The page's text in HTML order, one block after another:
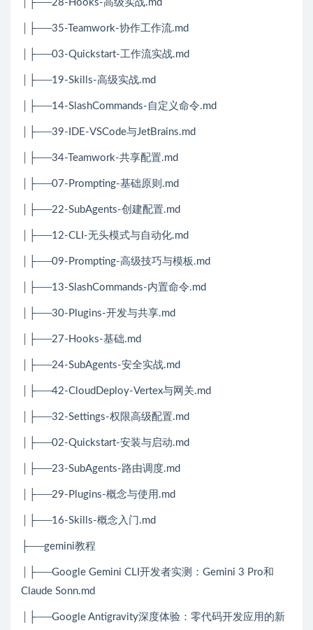
│├──28-Hooks-高级实战.md
│├──35-Teamwork-协作工作流.md
│├──03-Quickstart-工作流实战.md
│├──19-Skills-高级实战.md
│├──14-SlashCommands-自定义命令.md
│├──39-IDE-VSCode与JetBrains.md
│├──34-Teamwork-共享配置.md
│├──07-Prompting-基础原则.md
│├──22-SubAgents-创建配置.md
│├──12-CLI-无头模式与自动化.md
│├──09-Prompting-高级技巧与模板.md
│├──13-SlashCommands-内置命令.md
│├──30-Plugins-开发与共享.md
│├──27-Hooks-基础.md
│├──24-SubAgents-安全实战.md
│├──42-CloudDeploy-Vertex与网关.md
│├──32-Settings-权限高级配置.md
│├──02-Quickstart-安装与启动.md
│├──23-SubAgents-路由调度.md
│├──29-Plugins-概念与使用.md
│├──16-Skills-概念入门.md
├──gemini教程
│├──Google Gemini CLI开发者实测：Gemini 3 Pro和
Claude Sonn.md
│├──Google Antigravity深度体验：零代码开发应用的新